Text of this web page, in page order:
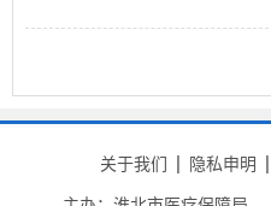
关于我们 隐私申明